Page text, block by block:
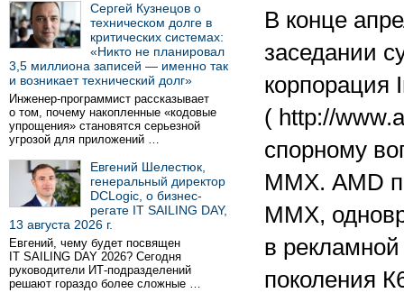
Сергей Кузнецов о
техническом долге в
критических системах:
«Никто не планировал
3,5 миллиона записей — именно так
и возникает технический долг»
Инженер-программист рассказывает
о том, почему накопленные «кодовые
упрощения» становятся серьезной
угрозой для приложений …
Евгений Шелестюк,
генеральный директор
DCLogic, о бизнес-
регате IT SAILING DAY,
13 августа 2026 г.
Евгений, чему будет посвящен
IT SAILING DAY 2026? Сегодня
руководители ИТ-подразделений
решают гораздо более сложные …
В конце
заседании
корпорация
( http://
спорному
ММХ. AMD
ММХ,
в
поколения